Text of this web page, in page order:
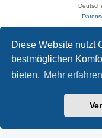
Diese Website nutzt
bestmöglichen
bieten. Mehr erfahren